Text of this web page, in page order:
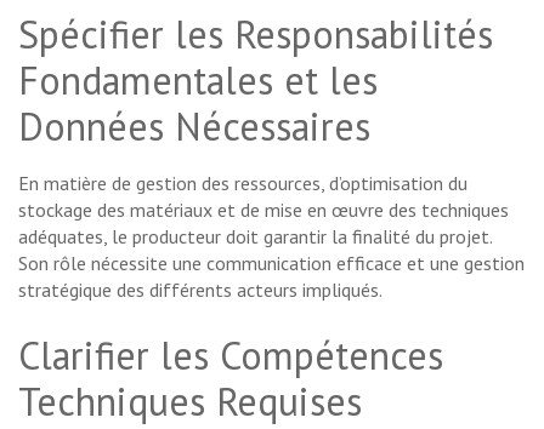
Spécifier les Responsabilités
Fondamentales et les
Données Nécessaires
En matière de gestion des ressources, d’optimisation du
stockage des matériaux et de mise en œuvre des techniques
adéquates, le producteur doit garantir la finalité du projet.
Son rôle nécessite une communication efficace et une gestion
stratégique des différents acteurs impliqués.
Clarifier les Compétences
Techniques Requises